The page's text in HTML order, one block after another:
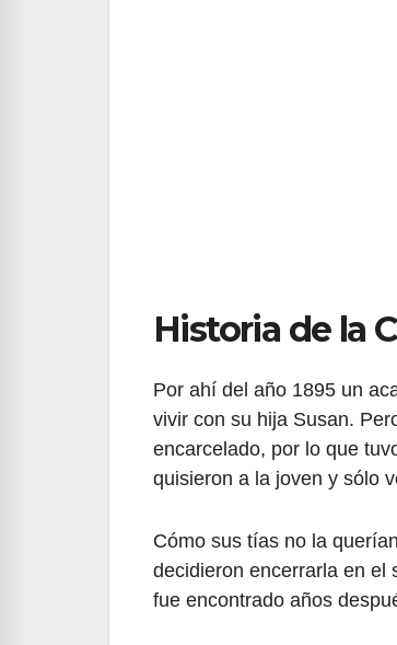
Historia de la
Por ahí del año 1895 un
vivir con su hija Susan.
encarcelado, por lo que
quisieron a la joven y sólo
Cómo sus tías no la
decidieron encerrarla en el
fue encontrado años